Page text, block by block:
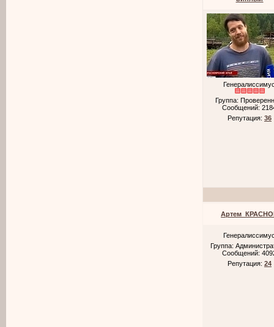
Группа:
Сообщений:
Репутация: 36
Группа:
Сообщений:
Репутация: 24